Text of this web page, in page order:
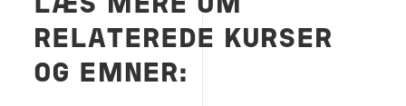
LÆS MERE OM
RELATEREDE KURSER
OG EMNER: